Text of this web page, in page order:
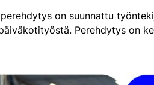
on suunnattu
Perehdytys on